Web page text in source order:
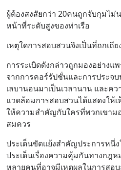
ผู้ต้องสงสัยกว่า 20คนถูกจับกุมไม่
หน้าที่ระดับสูงของท่าเรือ
เหตุใดการสอบสวนจึงเป็นที่ถกเถีย
การระเบิดดังกล่าวถูกมองอย่างแ
จากการคอร์รัปชั่นและการประจ
เลบานอนมาเป็นเวลานาน และคว
แวดล้อมการสอบสวนได้แสดงให้
ให้ความสำคัญกับใครที่พวกเขาม
สมควร
ประเด็นขัดแย้งสำคัญประการหนึ่
ประเด็นเรื่องความคุ้มกันทางกฎ
หลายคนที่อาจมีเหตุผลในการสอ